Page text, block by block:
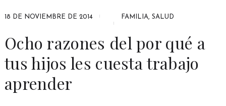
18 DE NOVIEMBRE DE 2014 FAMILIA, SALUD
Ocho razones del por qué a
tus hijos les cuesta trabajo
aprender